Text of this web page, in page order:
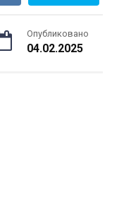
Опубликовано
04.02.2025